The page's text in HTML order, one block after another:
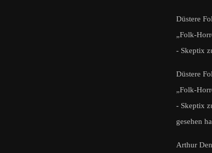
Düstere
„Folk-
- Skeptix
Düstere
„Folk-
- Skeptix
gesehen
Arthur